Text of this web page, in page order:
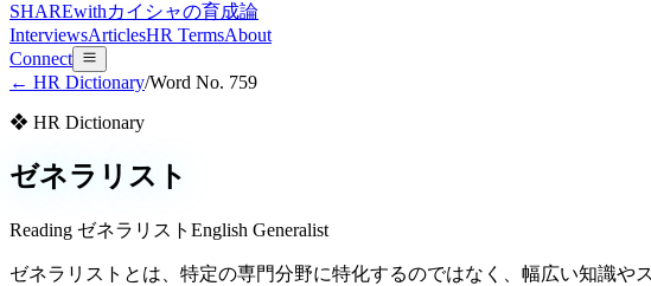
SHAREwithカイシャの育成論
InterviewsArticlesHR TermsAbout
Connect
← HR Dictionary/Word No. 759
❖ HR Dictionary
ゼネラリスト
Reading ゼネラリスト English Generalist
ゼネラリストとは、特定の専門分野に特化するのではなく、幅広い知識